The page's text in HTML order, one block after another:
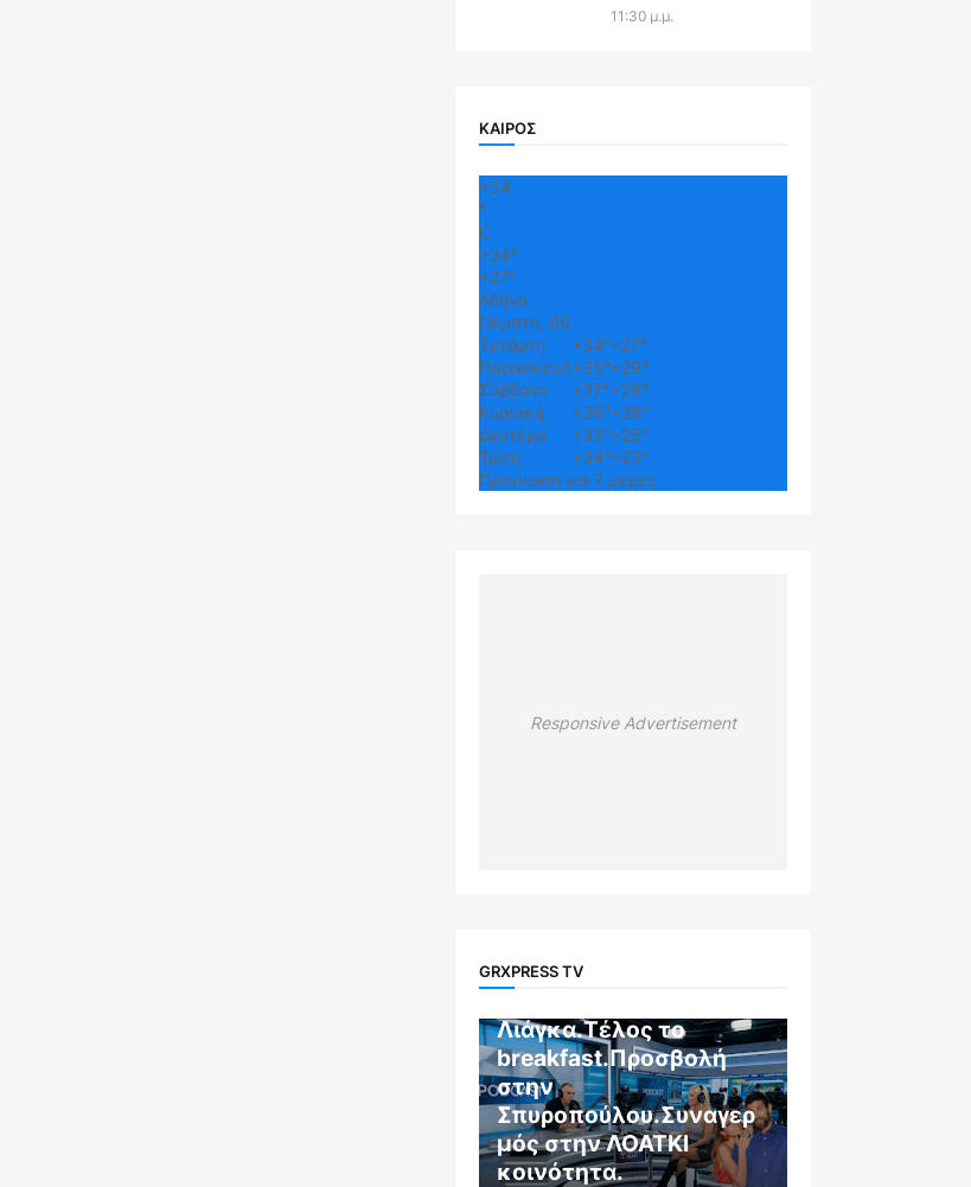
11:30 μ.μ.
ΚΑΙΡΟΣ
+34
°
C
+34°
+27°
Αθήνα
Πέμπτη, 06
Τετάρτη
+34°+27°
Παρασκευή+35°+29°
Σάββατο
+37°+28°
Κυριακή
+36°+28°
Δευτέρα
+33°+25°
Τρίτη
+34°+23°
Πρόγνωση για 7 μέρες
Responsive Advertisement
GRXPRESS TV
GR X WEB TV
Λιάγκα.Τέλος το
breakfast.Προσβολή
στην
Σπυροπούλου.Συναγερ
μός στην ΛΟΑΤΚΙ
κοινότητα.